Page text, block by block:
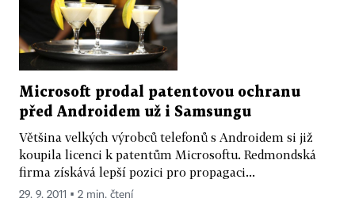
Microsoft prodal patentovou ochranu
před Androidem už i Samsungu
Většina velkých výrobců telefonů s Androidem si již
koupila licenci k patentům Microsoftu. Redmondská
firma získává lepší pozici pro propagaci...
29. 9. 2011 ▪ 2 min. čtení